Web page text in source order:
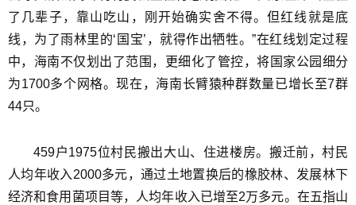
了几辈子，靠山吃山，刚开始确实舍不得。但红线就是底
线，为了雨林里的‘国宝’，就得作出牺牲。”在红线划定过程
中，海南不仅划出了范围，更细化了管控，将国家公园细分
为1700多个网格。现在，海南长臂猿种群数量已增长至7群
44只。
459户1975位村民搬出大山、住进楼房。搬迁前，村民
人均年收入2000多元，通过土地置换后的橡胶林、发展林下
经济和食用菌项目等，人均年收入已增至2万多元。在五指山